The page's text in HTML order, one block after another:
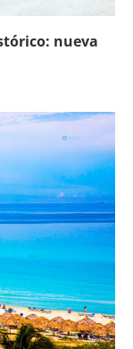
nueva